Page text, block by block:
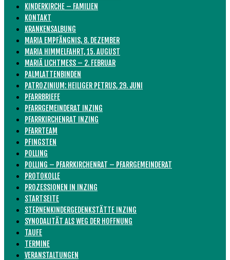
KINDERKIRCHE – FAMILIEN
KONTAKT
KRANKENSALBUNG
MARIA EMPFÄNGNIS, 8. DEZEMBER
MARIA HIMMELFAHRT, 15. AUGUST
MARIÄ LICHTMESS – 2. FEBRUAR
PALMLATTENBINDEN
PATROZINIUM: HEILIGER PETRUS, 29. JUNI
PFARRBRIEFE
PFARRGEMEINDERAT INZING
PFARRKIRCHENRAT INZING
PFARRTEAM
PFINGSTEN
POLLING
POLLING – PFARRKIRCHENRAT – PFARRGEMEINDERAT
PROTOKOLLE
PROZESSIONEN IN INZING
STARTSEITE
STERNENKINDERGEDENKSTÄTTE INZING
SYNODALITÄT ALS WEG DER HOFFNUNG
TAUFE
TERMINE
VERANSTALTUNGEN